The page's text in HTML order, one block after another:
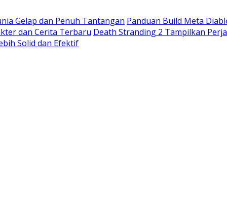
Gelap dan Penuh Tantangan Panduan Build Meta
dan Cerita Terbaru Death Stranding 2 Tampilkan
Solid dan Efektif